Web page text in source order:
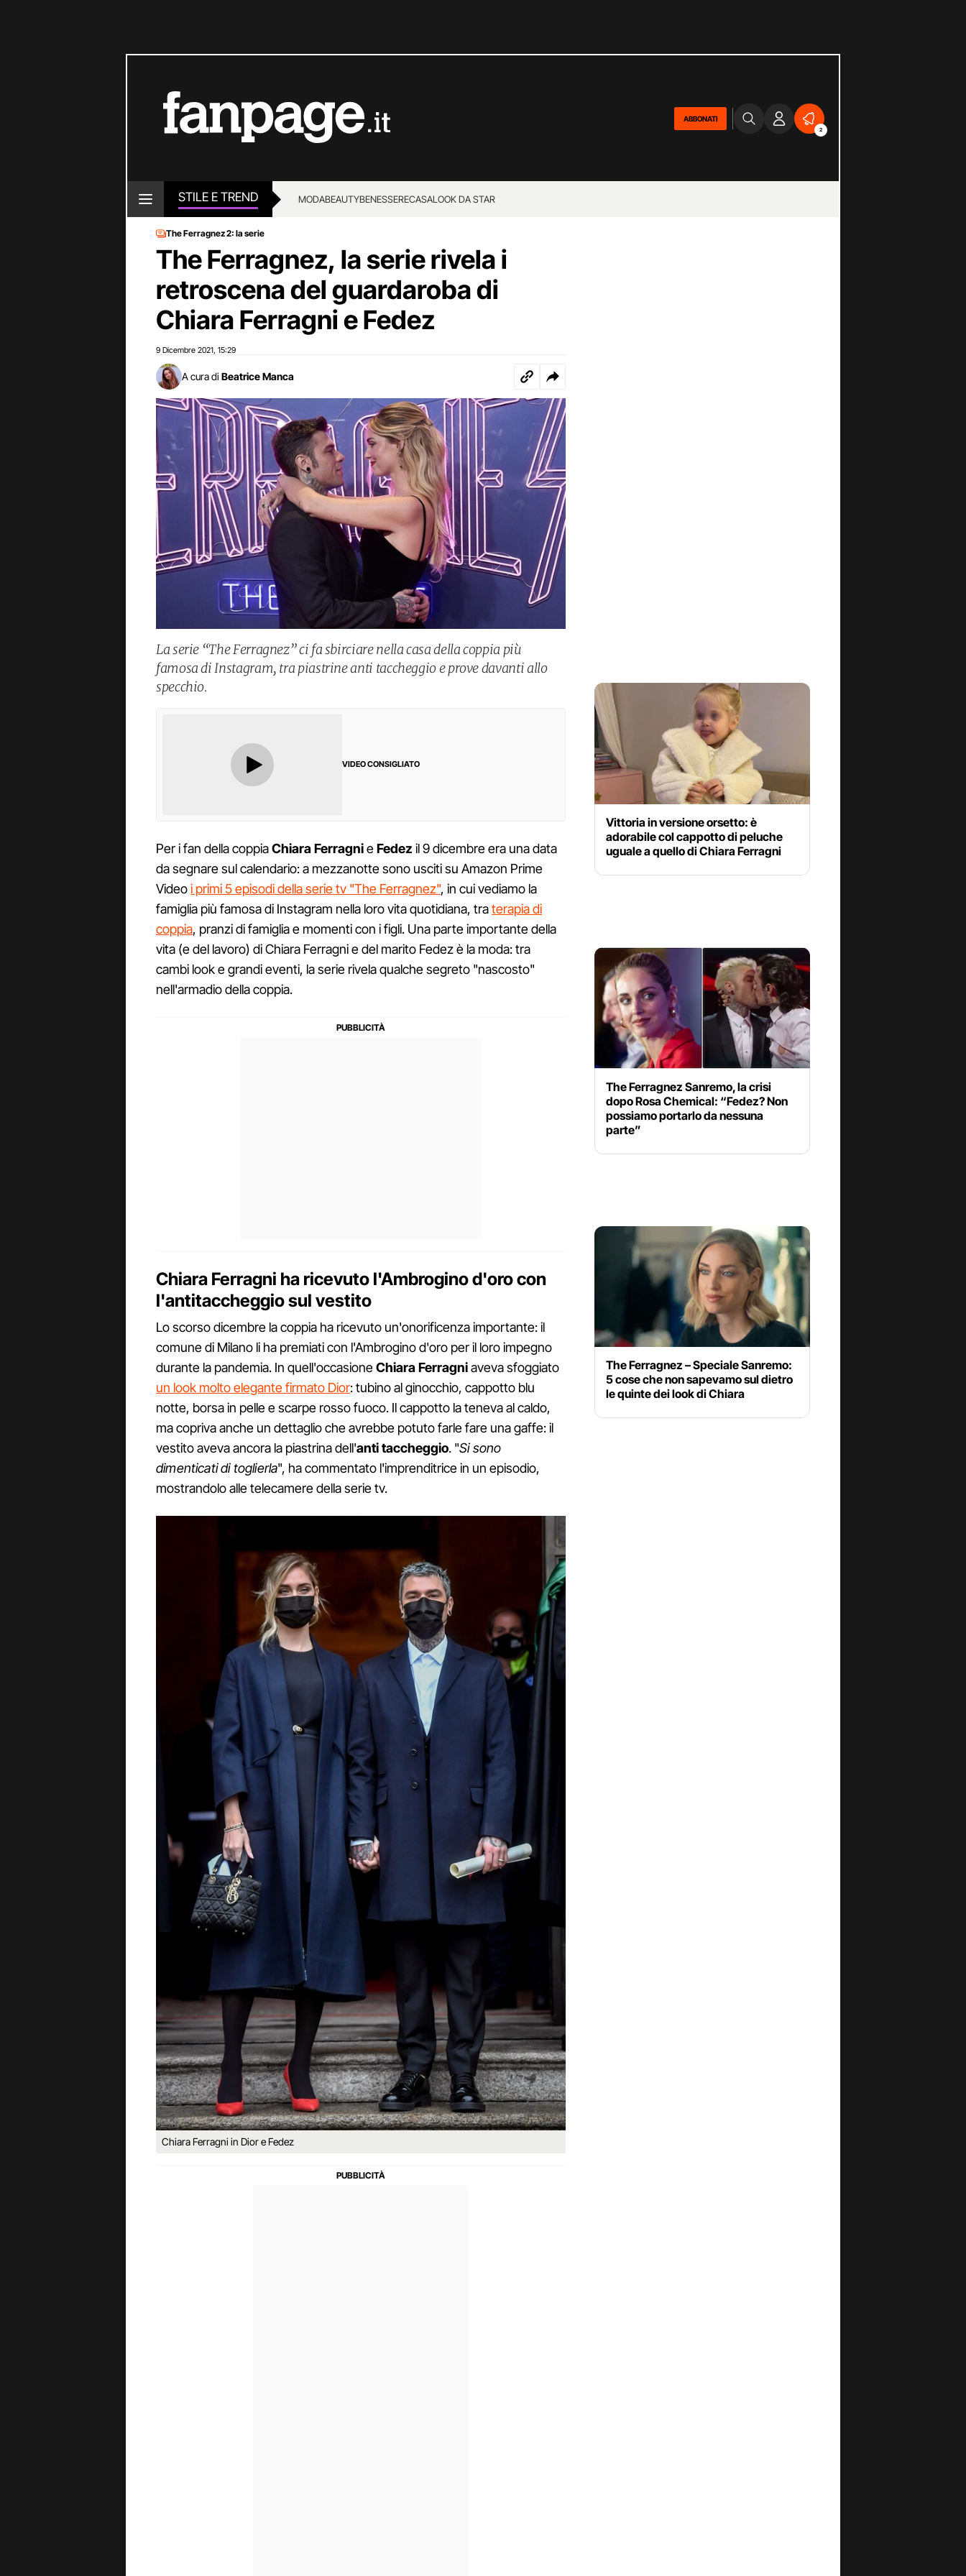
ABBONATI
2
STILE E TREND MODABEAUTYBENESSERECASALOOK DA STAR
The Ferragnez 2: la serie
The Ferragnez, la serie rivela i
retroscena del guardaroba di
Chiara Ferragni e Fedez
9 Dicembre 2021 15:29
A cura di Beatrice Manca
La serie “The Ferragnez” ci fa sbirciare nella casa della coppia più
famosa di Instagram, tra piastrine anti taccheggio e prove davanti allo
specchio.
VIDEO CONSIGLIATO
Per i fan della coppiaChiara FerragnieFedez il 9 dicembre era una data
da segnare sul calendario: a mezzanotte sono usciti su Amazon Prime
Videoi primi 5 episodi della serie tv "The Ferragnez", in cui vediamo la
famiglia più famosa di Instagram nella loro vita quotidiana, traterapia di
coppia, pranzi di famiglia e momenti con i figli. Una parte importante della
vita (e del lavoro) di Chiara Ferragni e del marito Fedez è la moda: tra
cambi look e grandi eventi, la serie rivela qualche segreto "nascosto"
nell'armadio della coppia.
Chiara Ferragni ha ricevuto l'Ambrogino d'oro con
l'antitaccheggio sul vestito
Lo scorso dicembre la coppia ha ricevuto un'onorificenza importante: il
comune di Milano li ha premiati con l'Ambrogino d'oro per il loro impegno
durante la pandemia. In quell'occasioneChiara Ferragniaveva sfoggiato
un look molto elegante firmato Dior: tubino al ginocchio, cappotto blu
notte, borsa in pelle e scarpe rosso fuoco. Il cappotto la teneva al caldo,
ma copriva anche un dettaglio che avrebbe potuto farle fare una gaffe: il
vestito aveva ancora la piastrina dell'anti taccheggio. "Si sono
dimenticati di toglierla", ha commentato l'imprenditrice in un episodio,
mostrandolo alle telecamere della serie tv.
Chiara Ferragni in Dior e Fedez
Vittoria in versione orsetto: è
adorabile col cappotto di peluche
uguale a quello di Chiara Ferragni
The Ferragnez Sanremo, la crisi
dopo Rosa Chemical: “Fedez? Non
possiamo portarlo da nessuna
parte”
The Ferragnez – Speciale Sanremo:
5 cose che non sapevamo sul dietro
le quinte dei look di Chiara